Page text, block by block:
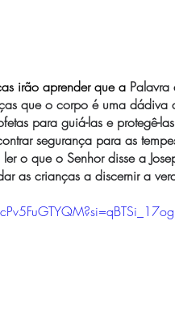
irão aprender que a Palavra
que o corpo é uma
para guiá-las e protegê-
segurança para as
o que o Senhor disse a
as crianças a discernir a